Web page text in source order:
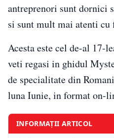
antreprenori sunt dornici
si sunt mult mai atenti cu
Acesta este cel de-al 17-
veti regasi in ghidul
de specialitate din
luna Iunie, in format on-
INFORMAȚII ARTICOL